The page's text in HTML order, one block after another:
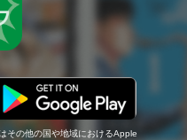
その他の国や地域におけるApple